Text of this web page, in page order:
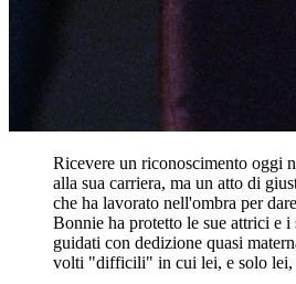
Ricevere un riconoscimento oggi
alla sua carriera, ma un atto di
che ha lavorato nell'ombra per
Bonnie ha protetto le sue attrici e
guidati con dedizione quasi
volti "difficili" in cui lei, e solo lei,